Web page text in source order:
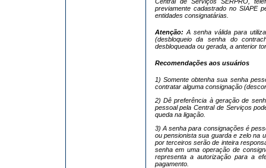
previamente cadastrado no SIAPE
entidades consignatárias.
Atenção: A senha válida para
(desbloqueio da senha do
desbloqueada ou gerada, a anterior
Recomendações aos usuários
1) Somente obtenha sua senha
contratar alguma consignação
2) Dê preferência à geração de
pessoal pela Central de Serviços
queda na ligação.
3) A senha para consignações é
ou pensionista sua guarda e zelo na
por terceiros serão de inteira
senha em uma operação de
representa a autorização para a
pagamento.